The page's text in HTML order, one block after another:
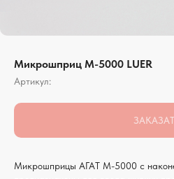
Микрошприц М-5000 LUER
Артикул:
Микрошприцы АГАТ М-5000 с